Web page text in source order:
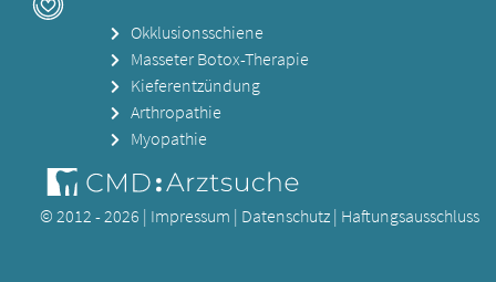
Okklusionsschiene
Masseter Botox-Therapie
Kieferentzündung
Arthropathie
Myopathie
© 2012 - 2026 | Impressum | Datenschutz | Haftungsausschluss